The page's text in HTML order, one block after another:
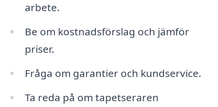
arbete.
Be om kostnadsförslag och jämför
priser.
Fråga om garantier och kundservice.
Ta reda på om tapetseraren